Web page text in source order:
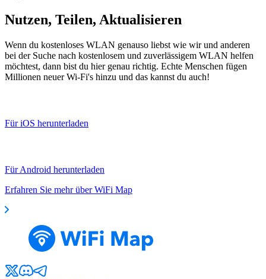
Nutzen, Teilen, Aktualisieren
Wenn du kostenloses WLAN genauso liebst wie wir und anderen
bei der Suche nach kostenlosem und zuverlässigem WLAN helfen
möchtest, dann bist du hier genau richtig. Echte Menschen fügen
Millionen neuer Wi-Fi's hinzu und das kannst du auch!
Für iOS herunterladen
Für Android herunterladen
Erfahren Sie mehr über WiFi Map